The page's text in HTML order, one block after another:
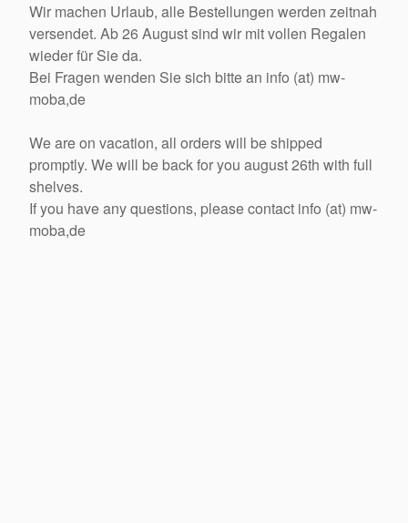
Wir machen Urlaub, alle Bestellungen werden zeitnah
versendet. Ab 26 August sind wir mit vollen Regalen
wieder für Sie da.
Bei Fragen wenden Sie sich bitte an info (at) mw-
moba,de
We are on vacation, all orders will be shipped
promptly. We will be back for you august 26th with full
shelves.
If you have any questions, please contact info (at) mw-
moba,de